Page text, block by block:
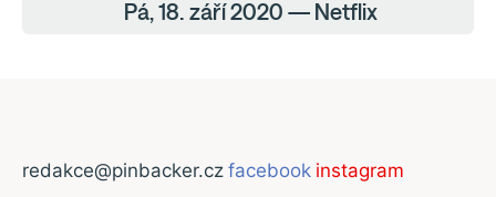
Pá, 18. září 2020 — Netflix
redakce@pinbacker.cz facebook instagram